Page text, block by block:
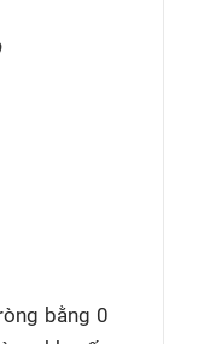
Cúp Truyền hình
bằng 0